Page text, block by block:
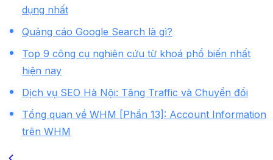
dụng nhất
Quảng cáo Google Search là gì?
Top 9 công cụ nghiên cứu từ khoá phổ biến nhất
hiện nay
Dịch vụ SEO Hà Nội: Tăng Traffic và Chuyển đổi
Tổng quan về WHM [Phần 13]: Account Information
trên WHM